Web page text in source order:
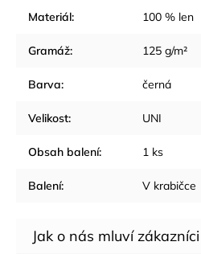
Materiál: 100 % len
Gramáž: 125 g/m²
Barva: černá
Velikost: UNI
Obsah balení: 1 ks
Balení: V krabičce